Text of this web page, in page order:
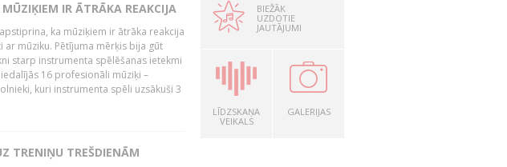
IR ĀTRĀKA REAKCIJA
ka mūziķiem ir ātrāka reakcija
ar mūziku. Pētījuma mērķis bija gūt
starp instrumenta spēlēšanas ietekmi
16 profesionāli mūziķi –
kuri instrumenta spēli uzsākuši 3
TRENIŅU TREŠDIENĀM
BIEŽĀK
UZDOTIE
JAUTĀJUMI
LĪDZSKAŅA
VEIKALS
GALERIJAS